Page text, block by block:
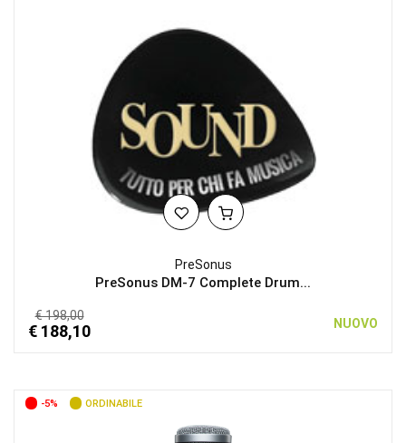
PreSonus
PreSonus DM-7 Complete Drum...
€ 198,00
€ 188,10 NUOVO
-5% ORDINABILE